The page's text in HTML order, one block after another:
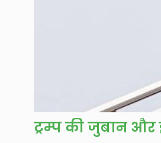
ट्रम्प की जुबान और